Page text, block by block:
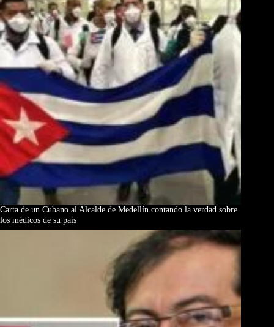
Carta de un Cubano al Alcalde de Medellín contando la verdad sobre
los médicos de su país